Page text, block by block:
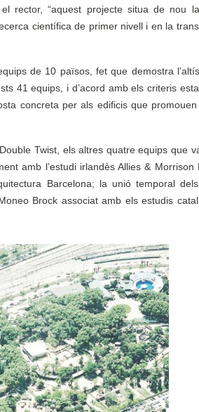
rector, “aquest projecte situa de nou
científica de primer nivell i en la
de 10 països, fet que demostra
41 equips, i d’acord amb els criteris
concreta per als edificis que
Twist, els altres quatre equips que
amb l’estudi irlandès Allies & Morrison
Barcelona; la unió temporal
Brock associat amb els estudis